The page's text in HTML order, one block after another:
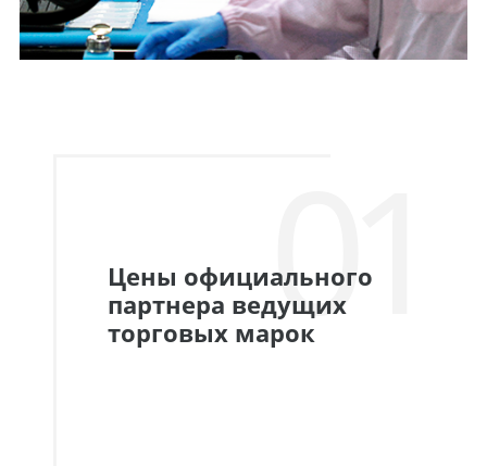
01
Цены официального
партнера ведущих
торговых марок